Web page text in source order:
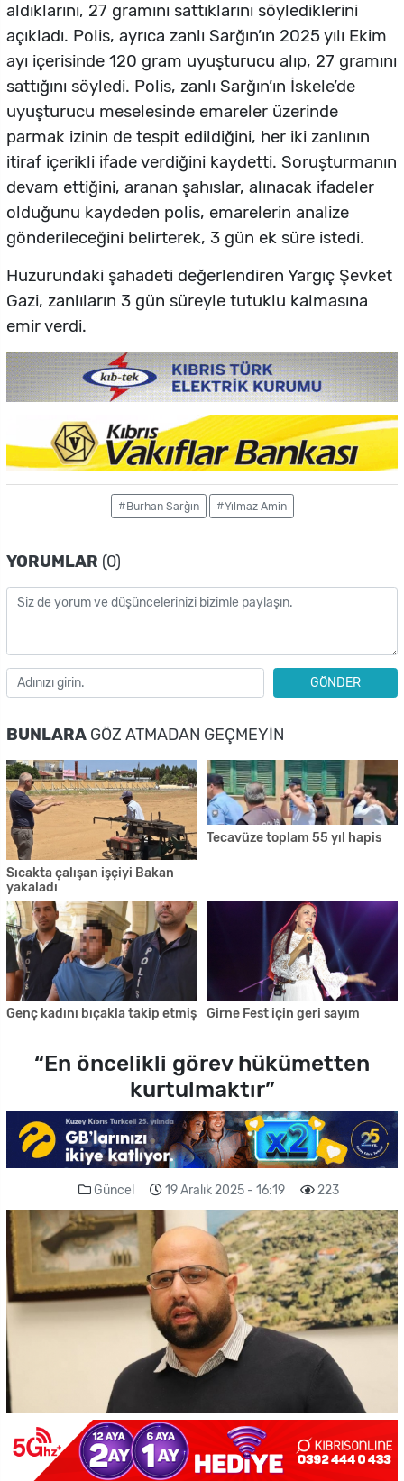
aldıklarını, 27 gramını sattıklarını söylediklerini
açıkladı. Polis, ayrıca zanlı Sarğın’ın 2025 yılı Ekim
ayı içerisinde 120 gram uyuşturucu alıp, 27 gramını
sattığını söyledi. Polis, zanlı Sarğın’ın İskele’de
uyuşturucu meselesinde emareler üzerinde
parmak izinin de tespit edildiğini, her iki zanlının
itiraf içerikli ifade verdiğini kaydetti. Soruşturmanın
devam ettiğini, aranan şahıslar, alınacak ifadeler
olduğunu kaydeden polis, emarelerin analize
gönderileceğini belirterek, 3 gün ek süre istedi.
Huzurundaki şahadeti değerlendiren Yargıç Şevket
Gazi, zanlıların 3 gün süreyle tutuklu kalmasına
emir verdi.
#Burhan Sarğın #Yılmaz Amin
YORUMLAR (0)
GÖNDER
BUNLARA GÖZ ATMADAN GEÇMEYIN
Sıcakta çalışan işçiyi Bakan
yakaladı
Tecavüze toplam 55 yıl hapis
Genç kadını bıçakla takip etmiş Girne Fest için geri sayım
“En öncelikli görev hükümetten
kurtulmaktır”
Güncel 19 Aralık 2025 - 16:19 223